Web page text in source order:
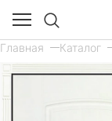
Главная Каталог